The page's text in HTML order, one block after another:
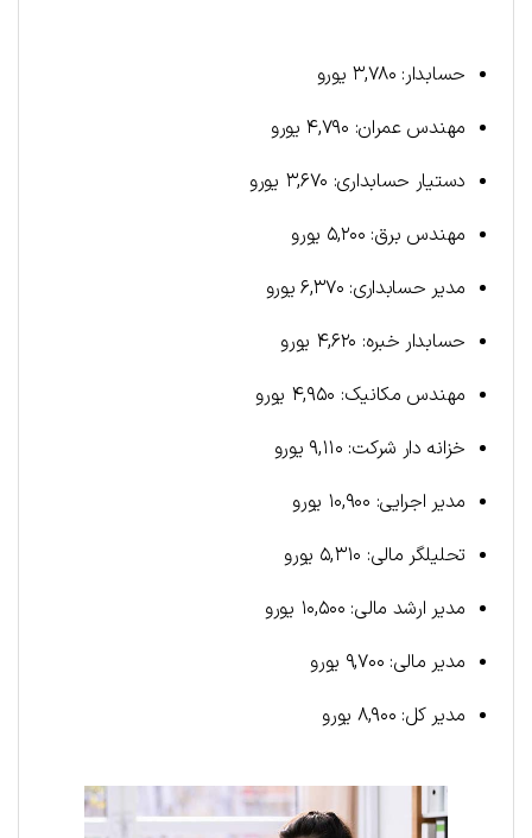
حسابدار: ۳,۷۸۰ یورو
مهندس عمران: ۴,۷۹۰ یورو
دستیار حسابداری: ۳,۶۷۰ یورو
مهندس برق: ۵,۲۰۰ یورو
مدیر حسابداری: ۶,۳۷۰ یورو
حسابدار خبره: ۴,۶۲۰ یورو
مهندس مکانیک: ۴,۹۵۰ یورو
خزانه دار شرکت: ۹,۱۱۰ یورو
مدیر اجرایی: ۱۰,۹۰۰ یورو
تحلیلگر مالی: ۵,۳۱۰ یورو
مدیر ارشد مالی: ۱۰,۵۰۰ یورو
مدیر مالی: ۹,۷۰۰ یورو
مدیر کل: ۸,۹۰۰ یورو